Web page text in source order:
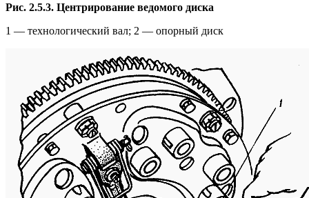
Рис. 2.5.3. Центрирование ведомого диска
1 — технологический вал; 2 — опорный диск